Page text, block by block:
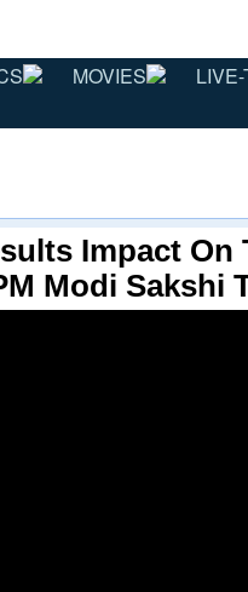
MOVIES
Impact On
Modi Sakshi